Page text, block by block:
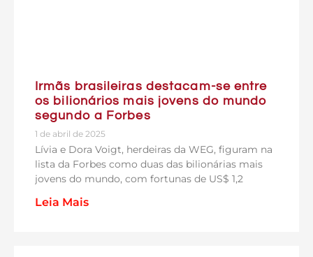
Irmãs brasileiras destacam-se entre
os bilionários mais jovens do mundo
segundo a Forbes
1 de abril de 2025
Lívia e Dora Voigt, herdeiras da WEG, figuram na
lista da Forbes como duas das bilionárias mais
jovens do mundo, com fortunas de US$ 1,2
Leia Mais